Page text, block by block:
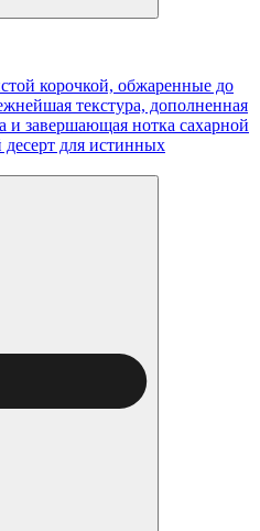
корочкой, обжаренные до
текстура, дополненная
и завершающая нотка сахарной
для истинных